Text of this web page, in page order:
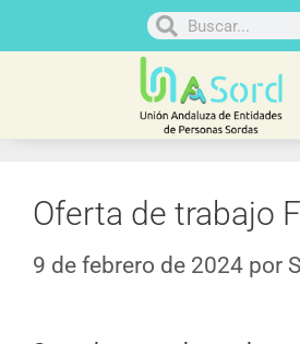
Oferta de trabajo
9 de febrero de 2024 por